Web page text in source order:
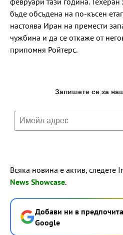
бъде обсъдена на по-късен
настоява Иран на премести
чужбина и да се откаже от
припомня Ройтерс.
Всяка новина е актив, следете
News Showcase.
Добави ни в
Google